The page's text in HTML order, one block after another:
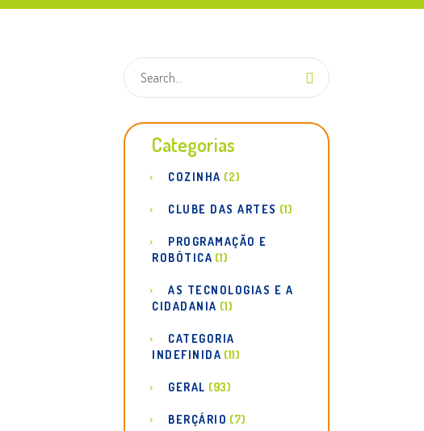
Categorias
COZINHA (2)
CLUBE DAS ARTES (1)
PROGRAMAÇÃO E
ROBÓTICA (1)
AS TECNOLOGIAS E A
CIDADANIA (1)
CATEGORIA
INDEFINIDA (11)
GERAL (93)
BERÇÁRIO (7)